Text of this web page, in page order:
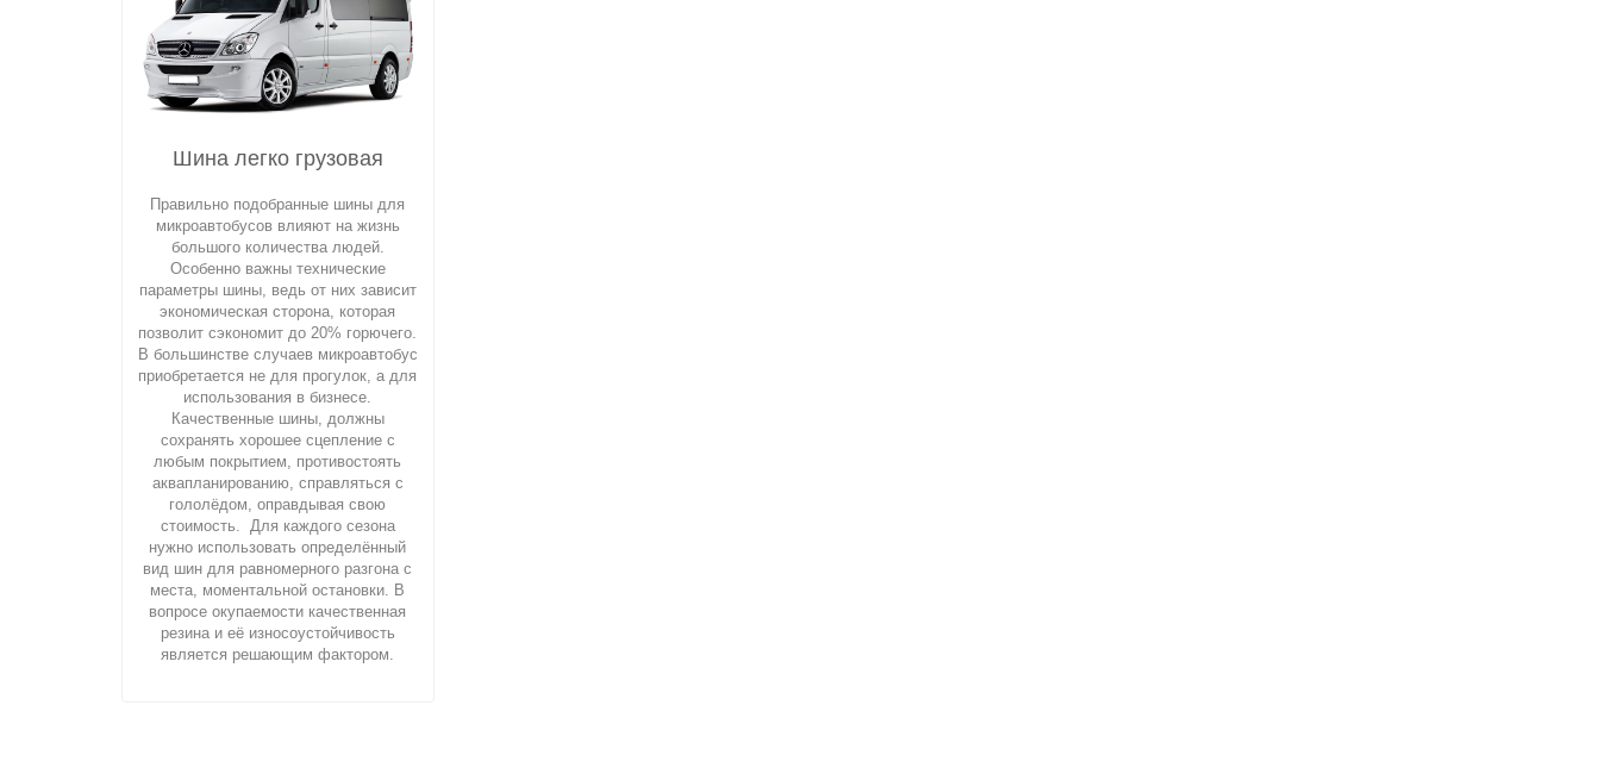
Шина легко грузовая
Правильно подобранные шины для
микроавтобусов влияют на жизнь
большого количества людей.
Особенно важны технические
параметры шины, ведь от них зависит
экономическая сторона, которая
позволит сэкономит до 20% горючего.
В большинстве случаев микроавтобус
приобретается не для прогулок, а для
использования в бизнесе.
Качественные шины, должны
сохранять хорошее сцепление с
любым покрытием, противостоять
аквапланированию, справляться с
гололёдом, оправдывая свою
стоимость. Для каждого сезона
нужно использовать определённый
вид шин для равномерного разгона с
места, моментальной остановки. В
вопросе окупаемости качественная
резина и её износоустойчивость
является решающим фактором.